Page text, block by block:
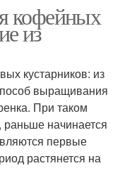
кофейных
из
кустарников: из
выращивания
При таком
раньше начинается
первые
растянется на